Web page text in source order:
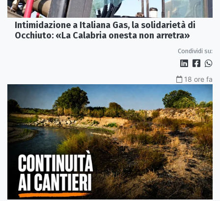
Intimidazione a Italiana Gas, la solidarietà di
Occhiuto: «La Calabria onesta non arretra»
Condividi su:
18 ore fa